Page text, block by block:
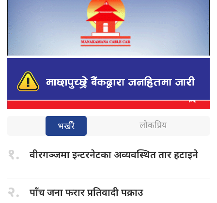
भर्खरै लोकप्रिय
१. वीरगञ्जमा इन्टरनेटकाअव्यवस्थित तार हटाइने
२. पाँच जनाफरार प्रतिवादी पक्राउ